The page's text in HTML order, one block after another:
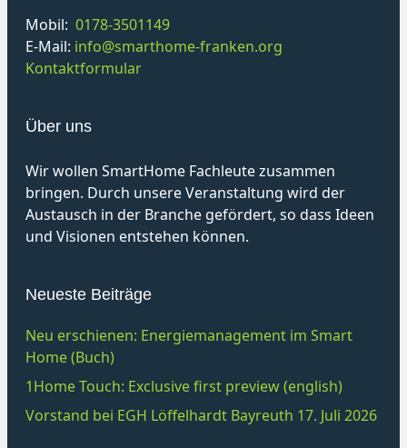
Mobil: 0178-3501149
E-Mail: info@smarthome-franken.org
Kontaktformular
Über uns
Wir wollen SmartHome Fachleute zusammen
bringen. Durch unsere Veranstaltung wird der
Austausch in der Branche gefördert, so dass Ideen
und Visionen entstehen können.
Neueste Beiträge
Neu erschienen: Energiemanagement im Smart
Home (Buch)
1Home Touch: Exclusive first preview (english)
Vorstand bei EGH Löffelhardt Bayreuth 17. Juli 2026